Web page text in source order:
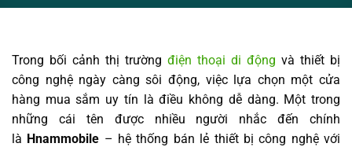
Trong bối cảnh thị trường điện thoại di động và thiết bị
công nghệ ngày càng sôi động, việc lựa chọn một cửa
hàng mua sắm uy tín là điều không dễ dàng. Một trong
những cái tên được nhiều người nhắc đến chính
là Hnammobile – hệ thống bán lẻ thiết bị công nghệ với